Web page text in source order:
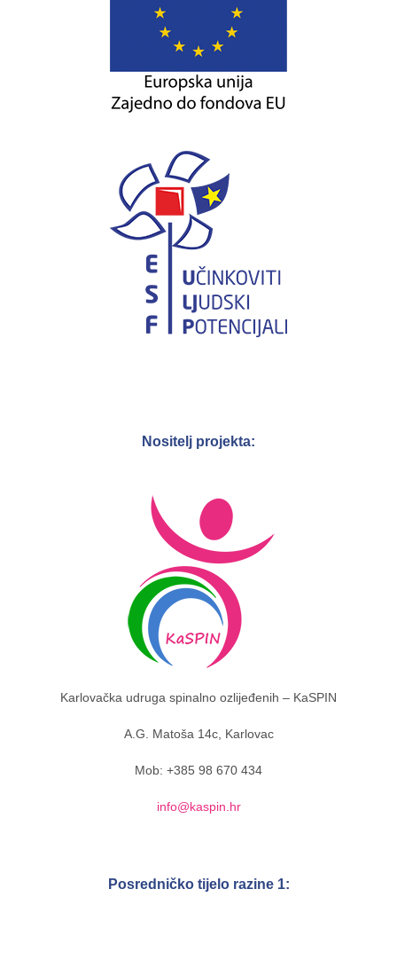
Nositelj projekta:
Karlovačka udruga spinalno ozlijeđenih – KaSPIN
A.G. Matoša 14c, Karlovac
Mob: +385 98 670 434
info@kaspin.hr
Posredničko tijelo razine 1: